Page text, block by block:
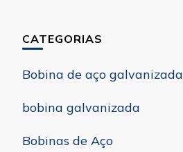
CATEGORIAS
Bobina de aço galvanizada
bobina galvanizada
Bobinas de Aço